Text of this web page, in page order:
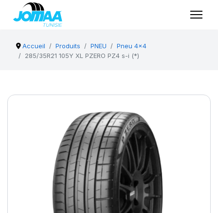
Accueil Produits PNEU
Pneu 4x4
285/35R21 105Y XL PZERO PZ4 s-i (*)